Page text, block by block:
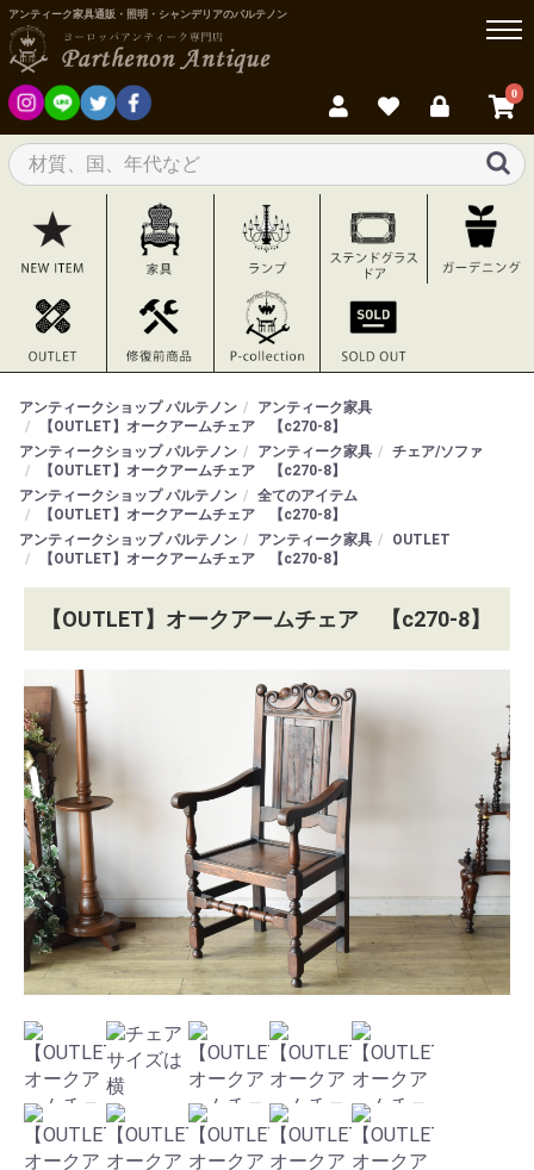
アンティーク家具通販・照明・シャンデリアのパルテノン
0
アンティークショップ パルテノン
アンティーク家具
【OUTLET】オークアームチェア 【c270-8】
アンティークショップ パルテノン
アンティーク家具
チェア/ソファ
【OUTLET】オークアームチェア 【c270-8】
アンティークショップ パルテノン
全てのアイテム
【OUTLET】オークアームチェア 【c270-8】
アンティークショップ パルテノン
アンティーク家具
OUTLET
【OUTLET】オークアームチェア 【c270-8】
【OUTLET】オークアームチェア 【c270-8】